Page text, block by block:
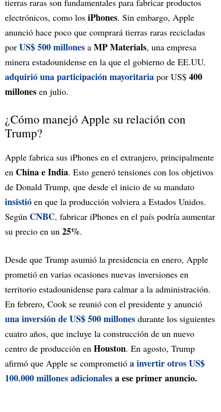
electrónicos, como los iPhones. Sin embargo, Apple
anunció hace poco que comprará tierras raras recicladas
por US$ 500 millones a MP Materials, una empresa
minera estadounidense en la que el gobierno de EE.UU.
adquirió una participación mayoritaria por US$ 400
millones en julio.
¿Cómo manejó Apple su relación con
Trump?
Apple fabrica sus iPhones en el extranjero, principalmente
en China e India. Esto generó tensiones con los objetivos
de Donald Trump, que desde el inicio de su mandato
insistió en que la producción volviera a Estados Unidos.
Según CNBC, fabricar iPhones en el país podría aumentar
su precio en un 25%.
Desde que Trump asumió la presidencia en enero, Apple
prometió en varias ocasiones nuevas inversiones en
territorio estadounidense para calmar a la administración.
En febrero, Cook se reunió con el presidente y anunció
una inversión de US$ 500 millones durante los siguientes
cuatro años, que incluye la construcción de un nuevo
centro de producción en Houston. En agosto, Trump
afirmó que Apple se comprometió a invertir otros US$
100.000 millones adicionalesa ese primer anuncio.